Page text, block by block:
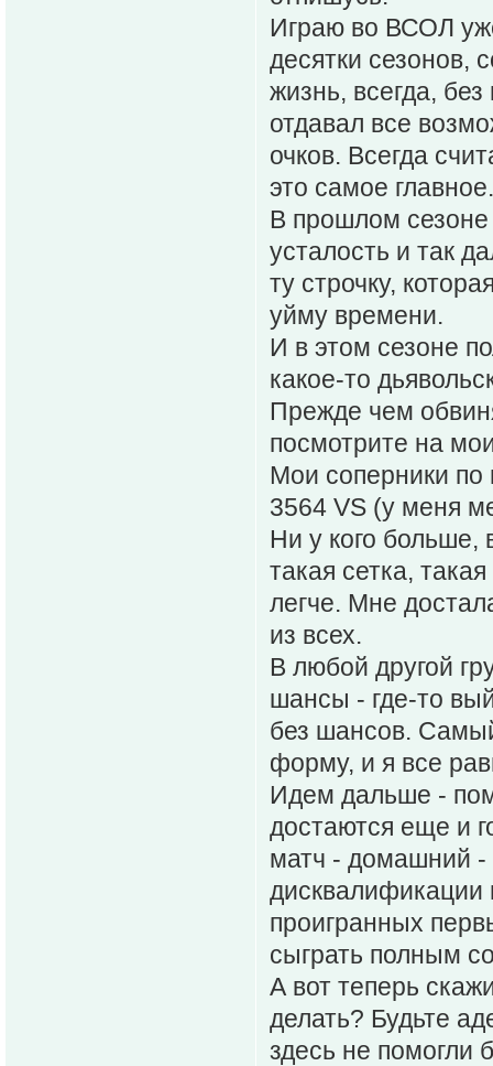
Играю во ВСОЛ
десятки сезонов,
жизнь, всегда,
отдавал все
очков. Всегда
это самое главное.
В прошлом
усталость и так
ту строчку,
уйму времени.
И в этом сезоне
какое-то
Прежде чем
посмотрите на
Мои соперники по
3564 VS (у меня
Ни у кого больше,
такая сетка,
легче. Мне
из всех.
В любой другой
шансы - где-то
без шансов.
форму, и я все
Идем дальше -
достаются еще и
матч - домашний -
дисквалификации
проигранных
сыграть полным
А вот теперь
делать? Будьте
здесь не